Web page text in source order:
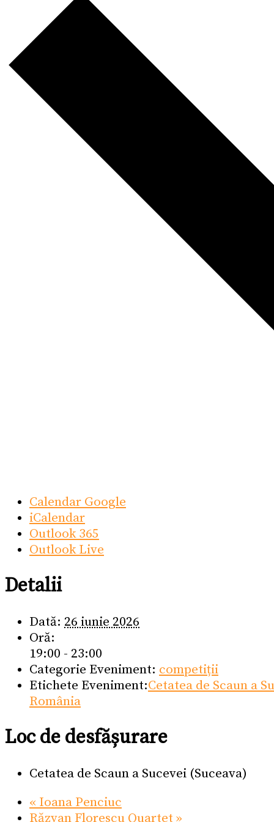
Calendar Google
iCalendar
Outlook 365
Outlook Live
Detalii
Dată: 26 iunie 2026
Oră:
19:00 - 23:00
Categorie Eveniment: competiții
Etichete Eveniment:Cetatea de Scaun a
România
Loc de desfășurare
Cetatea de Scaun a Sucevei (Suceava)
« Ioana Penciuc
Răzvan Florescu Quartet »